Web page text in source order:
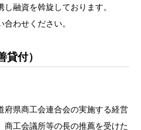
融資を斡旋しております。
わせください。
貸付）
府県商工会連合会の実施する経営
商工会議所等の長の推薦を受けた